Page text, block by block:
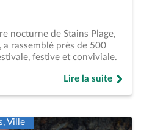
nocturne de Stains Plage,
a rassemblé près de 500
festive et conviviale.
– Une première nocturne
Plage – Une première
Lire la suite
de « Stains-Plage
Ville